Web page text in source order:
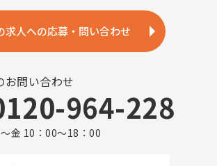
求人への応募・問い合わせ
お問い合わせ
964-228
金 10：00～18：00